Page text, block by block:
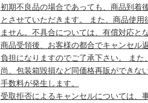
初期不良品の場合であっても、商品到着
とさせていただきます。 また、商品使
ません。不具合については、有償対応と
商品受領後、お客様の都合でキャンセル
負担になりますのでご了承下さい。 ま
尚、包装箱毀損など同価格再販ができな
手数料が発生します。
受取拒否によるキャンセルについては、